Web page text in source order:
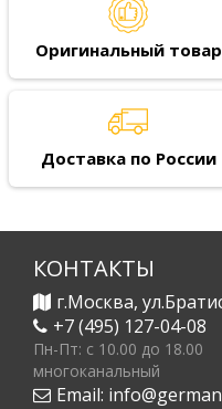
Оригинальный товар
Доставка по России
КОНТАКТЫ
г.Москва,
+7 (495) 127-04-08
Пн-Пт: c 10.00 до 18.00
многоканальный
Email: